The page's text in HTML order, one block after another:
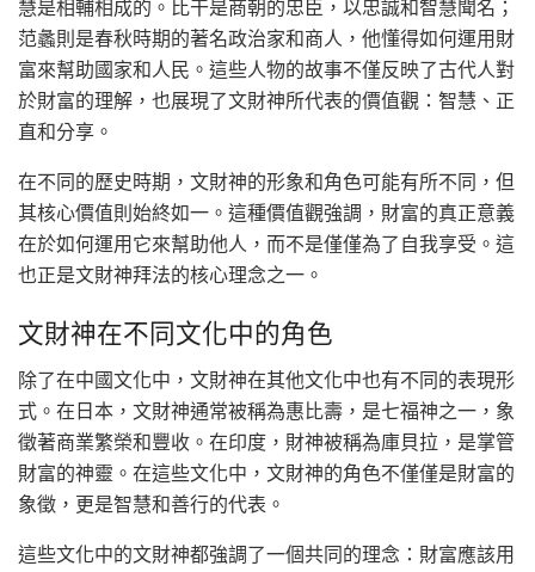
慧是相輔相成的。比干是商朝的忠臣，以忠誠和智慧聞名；
范蠡則是春秋時期的著名政治家和商人，他懂得如何運用財
富來幫助國家和人民。這些人物的故事不僅反映了古代人對
於財富的理解，也展現了文財神所代表的價值觀：智慧、正
直和分享。
在不同的歷史時期，文財神的形象和角色可能有所不同，但
其核心價值則始終如一。這種價值觀強調，財富的真正意義
在於如何運用它來幫助他人，而不是僅僅為了自我享受。這
也正是文財神拜法的核心理念之一。
文財神在不同文化中的角色
除了在中國文化中，文財神在其他文化中也有不同的表現形
式。在日本，文財神通常被稱為惠比壽，是七福神之一，象
徵著商業繁榮和豐收。在印度，財神被稱為庫貝拉，是掌管
財富的神靈。在這些文化中，文財神的角色不僅僅是財富的
象徵，更是智慧和善行的代表。
這些文化中的文財神都強調了一個共同的理念：財富應該用